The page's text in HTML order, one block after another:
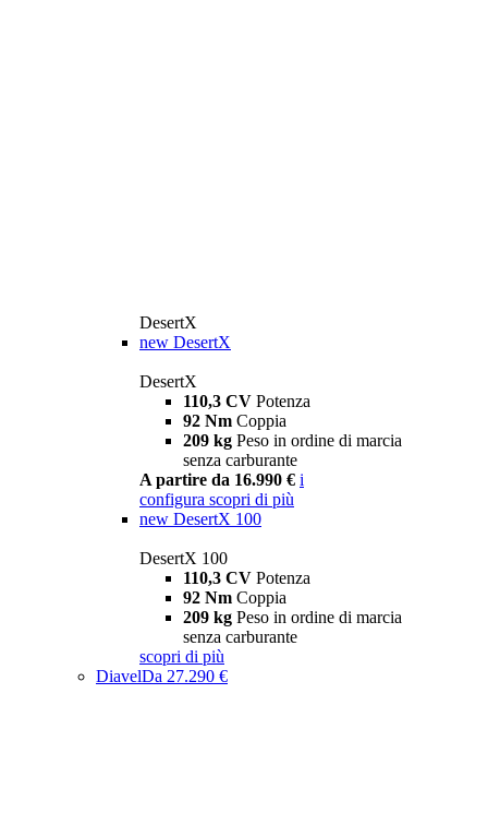
DesertX
new DesertX
DesertX
110,3 CV Potenza
92 Nm Coppia
209 kg Peso in ordine di marcia
senza carburante
A partire da 16.990 € i
configura scopri di più
new DesertX 100
DesertX 100
110,3 CV Potenza
92 Nm Coppia
209 kg Peso in ordine di marcia
senza carburante
scopri di più
DiavelDa 27.290 €